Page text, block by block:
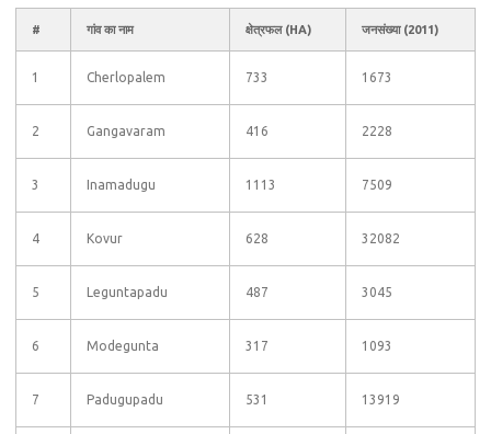
# गांव का नाम क्षेत्रफल (HA) जनसंख्या (2011)
1 Cherlopalem 733 1673
2 Gangavaram 416 2228
3 Inamadugu 1113 7509
4 Kovur 628 32082
5 Leguntapadu 487 3045
6 Modegunta 317 1093
7 Padugupadu 531 13919